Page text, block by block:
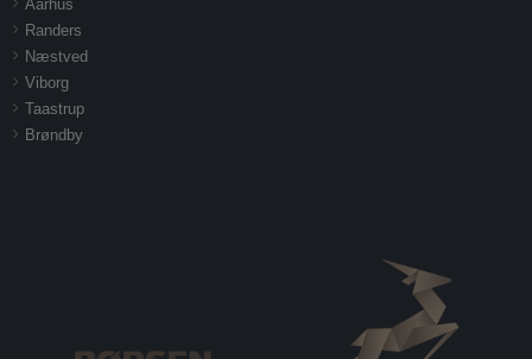
Aarhus
Randers
Næstved
Viborg
Taastrup
Brøndby